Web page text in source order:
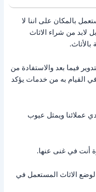
بالمكان على اننا لا
لابد من شراء الاثاث
فيما بعد والاستفادة من
القيام به من خدمات يؤكد
عملائنا ويمثل عيوب
أنت في غنى عنها.
لوضع الاثاث المستعمل في